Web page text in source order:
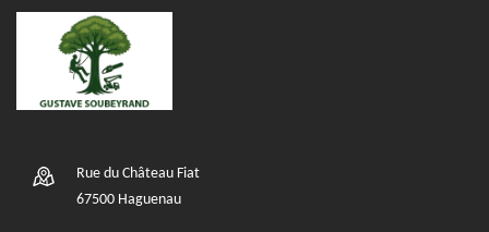
Rue du Château Fiat
67500 Haguenau